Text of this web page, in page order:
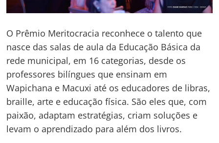
O Prêmio Meritocracia reconhece o talento que
nasce das salas de aula da Educação Básica da
rede municipal, em 16 categorias, desde os
professores bilíngues que ensinam em
Wapichana e Macuxi até os educadores de libras,
braille, arte e educação física. São eles que, com
paixão, adaptam estratégias, criam soluções e
levam o aprendizado para além dos livros.